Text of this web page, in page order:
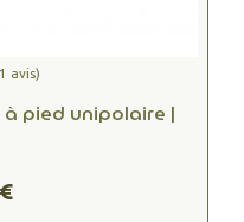
pied unipolaire |